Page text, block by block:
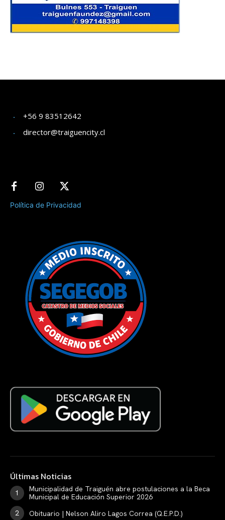
+56 9 83512642
director@traiguencity.cl
Política de Privacidad
Últimas Noticias
Municipalidad de Traiguén abre postulaciones a la Beca
Municipal de Educación Superior 2026
Obituario | Nelson Aliro Lagos Correa (Q.E.P.D.)